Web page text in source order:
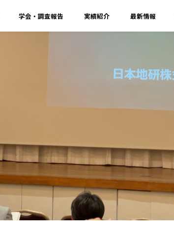
学会・調査報告 実績紹介 最新情報